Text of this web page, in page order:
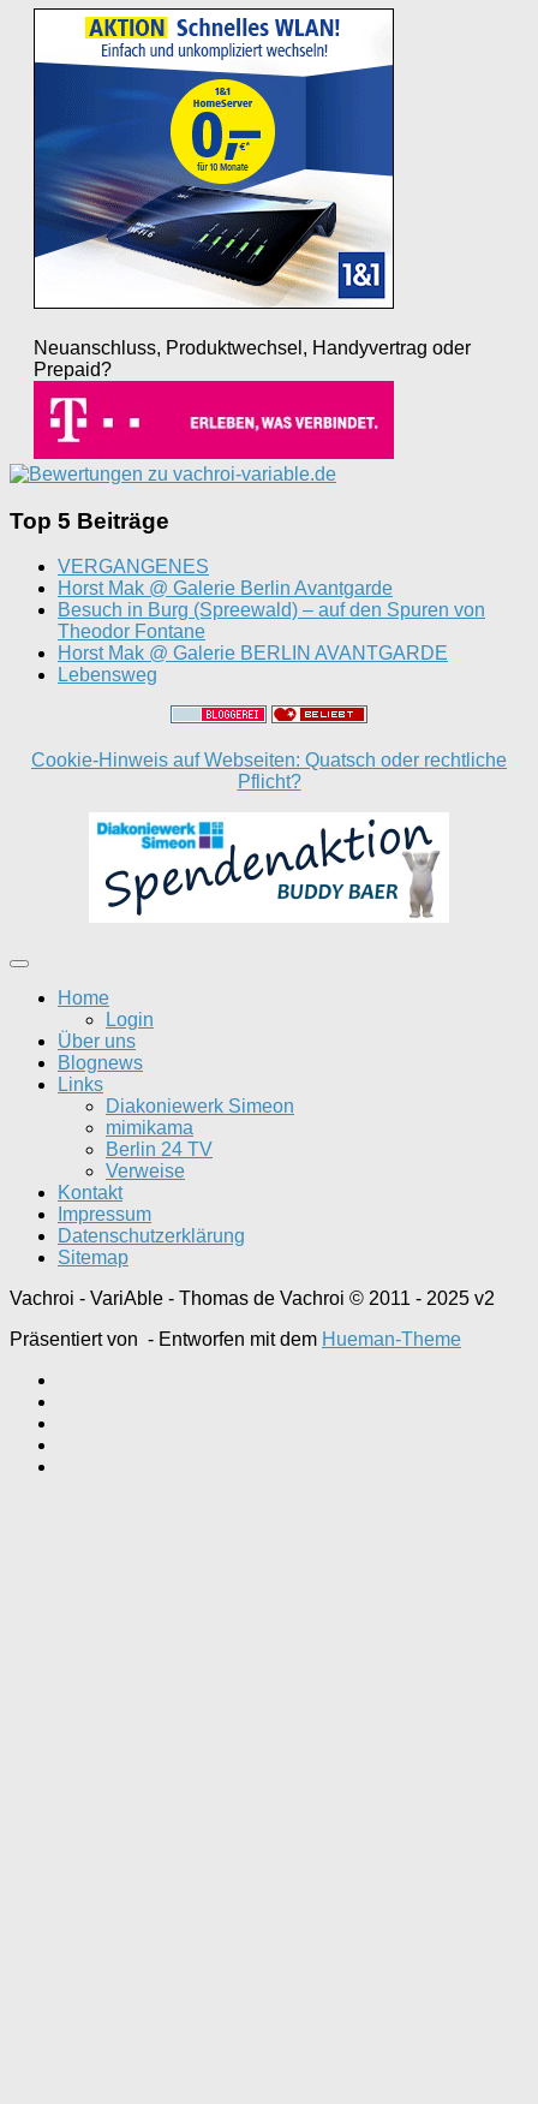
Neuanschluss, Produktwechsel, Handyvertrag oder
Prepaid?
Top 5 Beiträge
VERGANGENES
Horst Mak @ Galerie Berlin Avantgarde
Besuch in Burg (Spreewald) – auf den Spuren von
Theodor Fontane
Horst Mak @ Galerie BERLIN AVANTGARDE
Lebensweg
Cookie-Hinweis auf Webseiten: Quatsch oder rechtliche
Pflicht?
Home
Login
Über uns
Blognews
Links
Diakoniewerk Simeon
mimikama
Berlin 24 TV
Verweise
Kontakt
Impressum
Datenschutzerklärung
Sitemap
Vachroi - VariAble - Thomas de Vachroi © 2011 - 2025 v2
Präsentiert von - Entworfen mit dem Hueman-Theme